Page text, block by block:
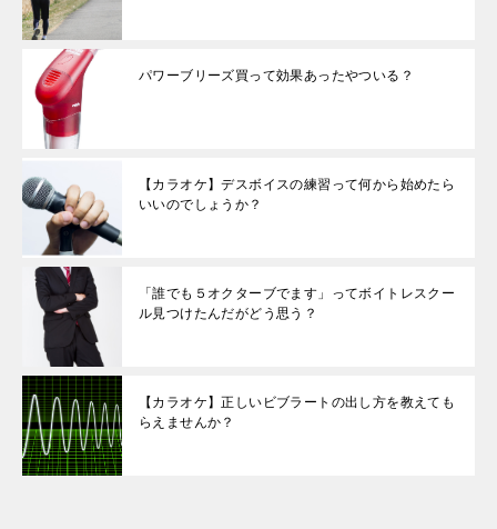
パワーブリーズ買って効果あったやついる？
【カラオケ】デスボイスの練習って何から始めたら
いいのでしょうか？
「誰でも５オクターブでます」ってボイトレスクー
ル見つけたんだがどう思う？
【カラオケ】正しいビブラートの出し方を教えても
らえませんか？